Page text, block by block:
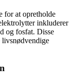
for at opretholde
inkluderer
og fosfat. Disse